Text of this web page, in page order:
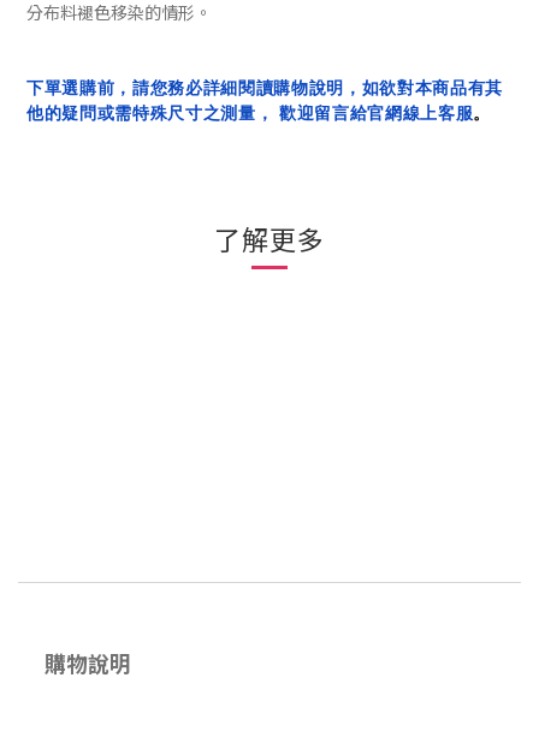
分布料褪色移染的情形 。
下單選購前，請您務必詳細閱讀購物說明，如欲對本商品有其
他的疑問或需特殊尺寸之測量， 歡迎留言給官網線上客服。
了解更多
購物說明